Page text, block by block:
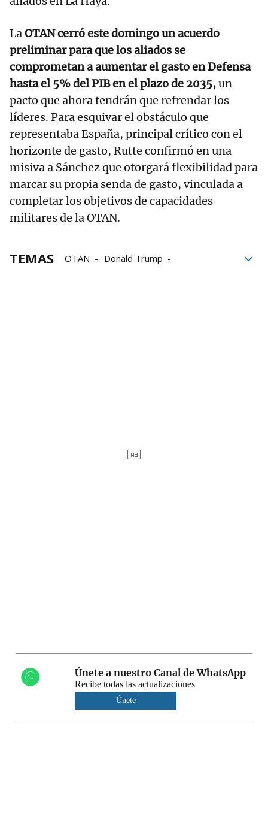
LaOTAN cerró este domingo un acuerdo
preliminar para que los aliados se
comprometan a aumentar el gasto en Defensa
hasta el 5% del PIB en el plazo de 2035,un
pacto que ahora tendrán que refrendar los
líderes. Para esquivar el obstáculo que
representaba España, principal crítico con el
horizonte de gasto, Rutte confirmó en una
misiva a Sánchez que otorgará flexibilidad para
marcar su propia senda de gasto, vinculada a
completar los objetivos de capacidades
militares de la OTAN.
TEMAS OTAN
Donald Trump
Únete a nuestro Canal de WhatsApp
Recibe todas las actualizaciones
Únete